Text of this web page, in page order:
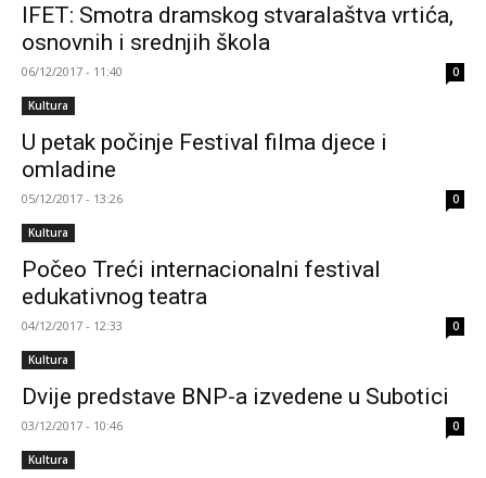
IFET: Smotra dramskog stvaralaštva vrtića,
osnovnih i srednjih škola
06/12/2017 - 11:40 0
Kultura
U petak počinje Festival filma djece i
omladine
05/12/2017 - 13:26 0
Kultura
Počeo Treći internacionalni festival
edukativnog teatra
04/12/2017 - 12:33 0
Kultura
Dvije predstave BNP-a izvedene u Subotici
03/12/2017 - 10:46 0
Kultura